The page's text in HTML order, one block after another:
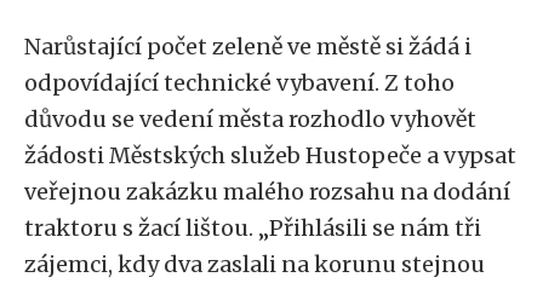
Narůstající počet zeleně ve městě si žádá i
odpovídající technické vybavení. Z toho
důvodu se vedení města rozhodlo vyhovět
žádosti Městských služeb Hustopeče a vypsat
veřejnou zakázku malého rozsahu na dodání
traktoru s žací lištou. „Přihlásili se nám tři
zájemci, kdy dva zaslali na korunu stejnou